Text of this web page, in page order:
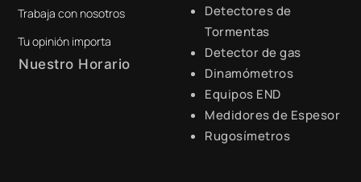
digital@zamtsu.com
Trabaja con nosotros
Tu opinión importa
Nuestro Horario
Detectores de
Tormentas
Detector de gas
Dinamómetros
Equipos END
Medidores de Espesor
Rugosímetros